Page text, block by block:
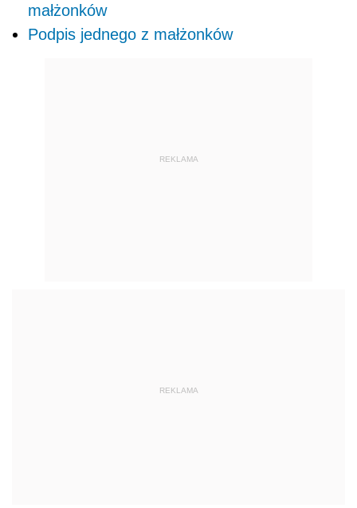
małżonków
Podpis jednego z małżonków
REKLAMA
REKLAMA